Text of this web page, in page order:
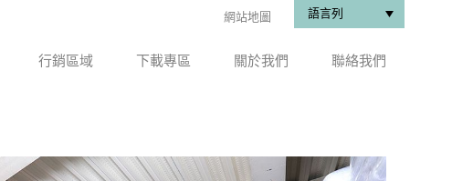
行銷區域 下載專區 關於我們 聯絡我們
網站地圖 語言列